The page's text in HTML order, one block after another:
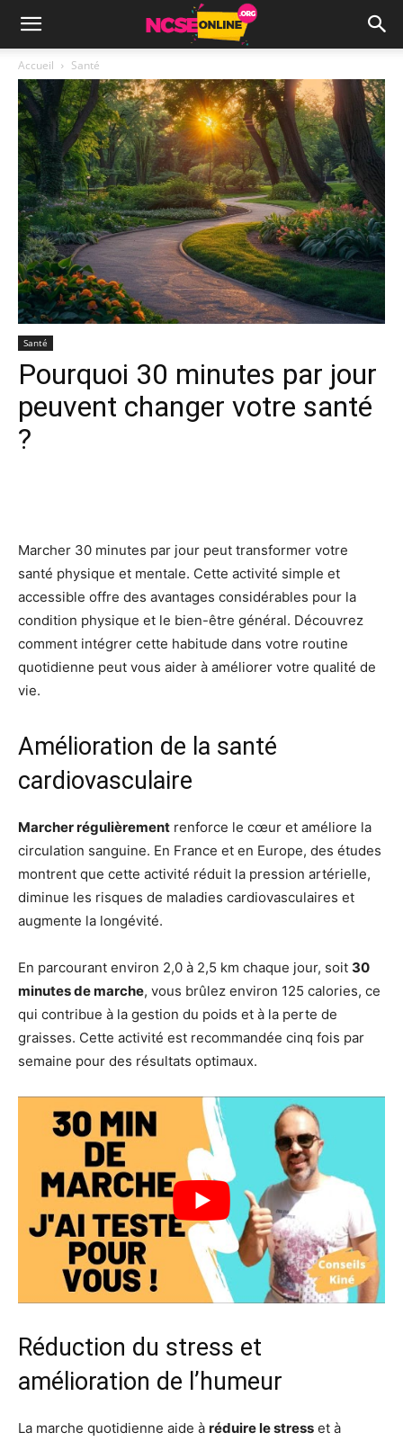
Accueil Santé
Santé
Pourquoi 30 minutes par jour
peuvent changer votre santé
?
Marcher 30 minutes par jour peut transformer votre
santé physique et mentale. Cette activité simple et
accessible offre des avantages considérables pour la
condition physique et le bien-être général. Découvrez
comment intégrer cette habitude dans votre routine
quotidienne peut vous aider à améliorer votre qualité de
vie.
Amélioration de la santé
cardiovasculaire
Marcher régulièrement renforce le cœur et améliore la
circulation sanguine. En France et en Europe, des études
montrent que cette activité réduit la pression artérielle,
diminue les risques de maladies cardiovasculaires et
augmente la longévité.
En parcourant environ 2,0 à 2,5 km chaque jour, soit 30
minutes de marche, vous brûlez environ 125 calories, ce
qui contribue à la gestion du poids et à la perte de
graisses. Cette activité est recommandée cinq fois par
semaine pour des résultats optimaux.
Réduction du stress et
amélioration de l’humeur
La marche quotidienne aide à réduire le stress et à